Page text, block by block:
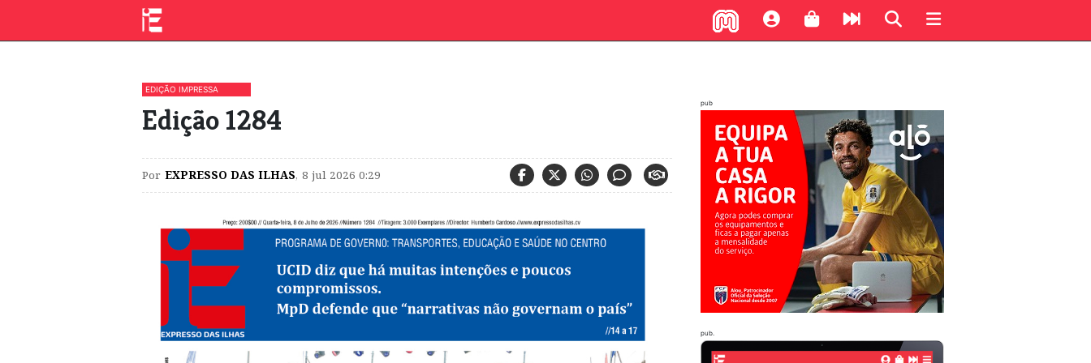
EDIÇÃO IMPRESSA
Edição 1284
Por EXPRESSO DAS ILHAS, 8 jul 2026 0:29
pub
pub.